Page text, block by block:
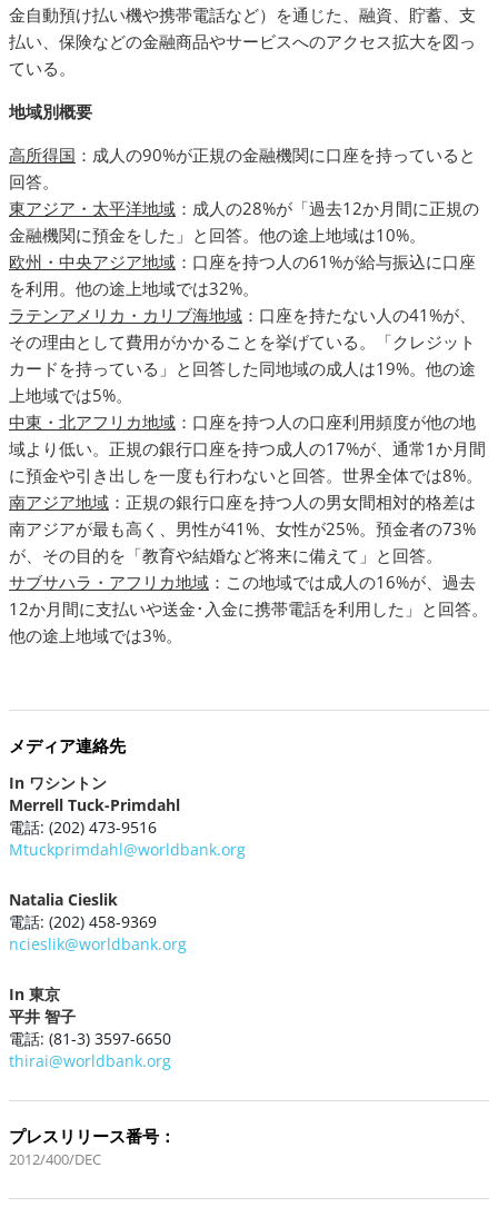
金自動預け払い機や携帯電話など）を通じた、融資、貯蓄、支
払い、保険などの金融商品やサービスへのアクセス拡大を図っ
ている。
地域別概要
高所得国 ：成人の90%が正規の金融機関に口座を持っていると
回答。
東アジア・太平洋地域 ：成人の28%が「過去12か月間に正規の
金融機関に預金をした」と回答。他の途上地域は10%。
欧州・中央アジア地域 ：口座を持つ人の61%が給与振込に口座
を利用。他の途上地域では32%。
ラテンアメリカ・カリブ海地域 ：口座を持たない人の41%が、
その理由として費用がかかることを挙げている。「クレジット
カードを持っている」と回答した同地域の成人は19%。他の途
上地域では5%。
中東・北アフリカ地域 ：口座を持つ人の口座利用頻度が他の地
域より低い。正規の銀行口座を持つ成人の17%が、通常1か月間
に預金や引き出しを一度も行わないと回答。世界全体では8%。
南アジア地域 ：正規の銀行口座を持つ人の男女間相対的格差は
南アジアが最も高く、男性が41%、女性が25%。預金者の73%
が、その目的を「教育や結婚など将来に備えて」と回答。
サブサハラ・アフリカ地域 ：この地域では成人の16%が、過去
12か月間に支払いや送金･入金に携帯電話を利用した」と回答。
他の途上地域では3%。
メディア連絡先
In ワシントン
Merrell Tuck-Primdahl
電話: (202) 473-9516
Mtuckprimdahl@worldbank.org
Natalia Cieslik
電話: (202) 458-9369
ncieslik@worldbank.org
In 東京
平井 智子
電話: (81-3) 3597-6650
thirai@worldbank.org
プレスリリース番号：
2012/400/DEC